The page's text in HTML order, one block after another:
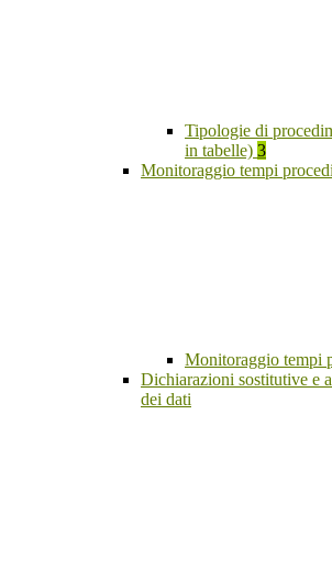
Tipologie di
in tabelle) 3
Monitoraggio tempi
Monitoraggio tempi
Dichiarazioni sostitutive e
dei dati